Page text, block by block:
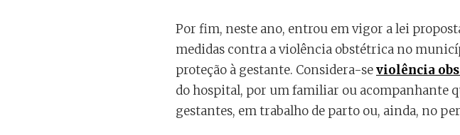
Por fim, neste ano, entrou em vigor a lei
medidas contra a violência obstétrica no
proteção à gestante. Considera-seviolência
do hospital, por um familiar ou acompanhante
gestantes, em trabalho de parto ou, ainda, no